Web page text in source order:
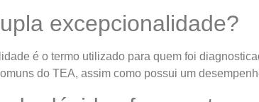
excepcionalidade?
é o termo utilizado para quem foi
do TEA, assim como possui um